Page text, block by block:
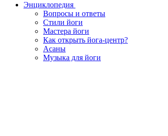
Энциклопедия
Вопросы и ответы
Стили йоги
Мастера йоги
Как открыть йога-центр?
Асаны
Музыка для йоги